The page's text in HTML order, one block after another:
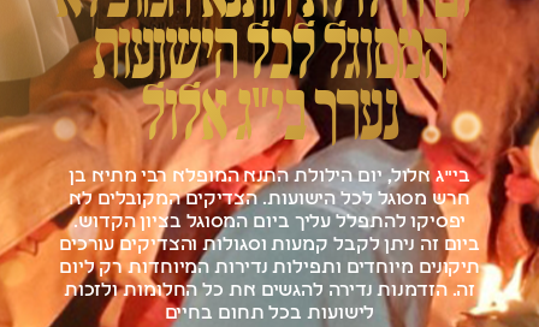
המסוגל לכל הישועות
נערך בי"ג אלול
בי"ג אלול, יום הילולת התנא המופלא רבי מתיא בן
חרש מסוגל לכל הישועות. הצדיקים המקובלים לא
יפסיקו להתפלל עליך ביום המסוגל בציון הקדוש.
ביום זה ניתן לקבל קמעות וסגולות והצדיקים עורכים
תיקונים מיוחדים ותפילות נדירות המיוחדות רק ליום
זה. הזדמנות נדירה להגשים את כל החלומות ולזכות
לישועות בכל תחום בחיים